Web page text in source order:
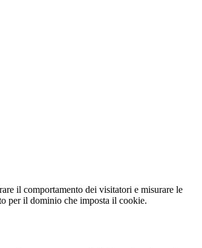
il comportamento dei visitatori e misurare le
per il dominio che imposta il cookie.